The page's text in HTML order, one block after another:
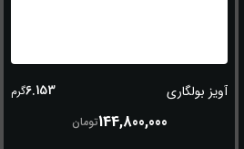
آویز بولگاری 6.153گرم
144,800,000تومان